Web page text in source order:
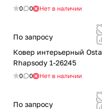
0 0 Нет в наличии
По запросу
Ковер интерьерный Osta
Rhapsody 1-26245
0 0 Нет в наличии
По запросу